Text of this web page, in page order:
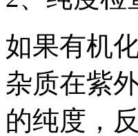
如果有机
杂质在紫
的纯度，